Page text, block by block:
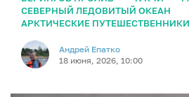
СЕВЕРНЫЙ ЛЕДОВИТЫЙ ОКЕАН
АРКТИЧЕСКИЕ ПУТЕШЕСТВЕННИКИ
Андрей Епатко
18 июня, 2026, 10:00